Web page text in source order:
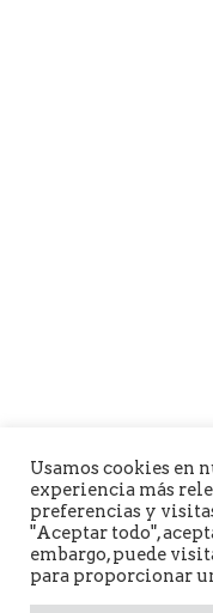
Usamos cookies en
experiencia más
preferencias y
"Aceptar todo",
embargo, puede
para proporcionar